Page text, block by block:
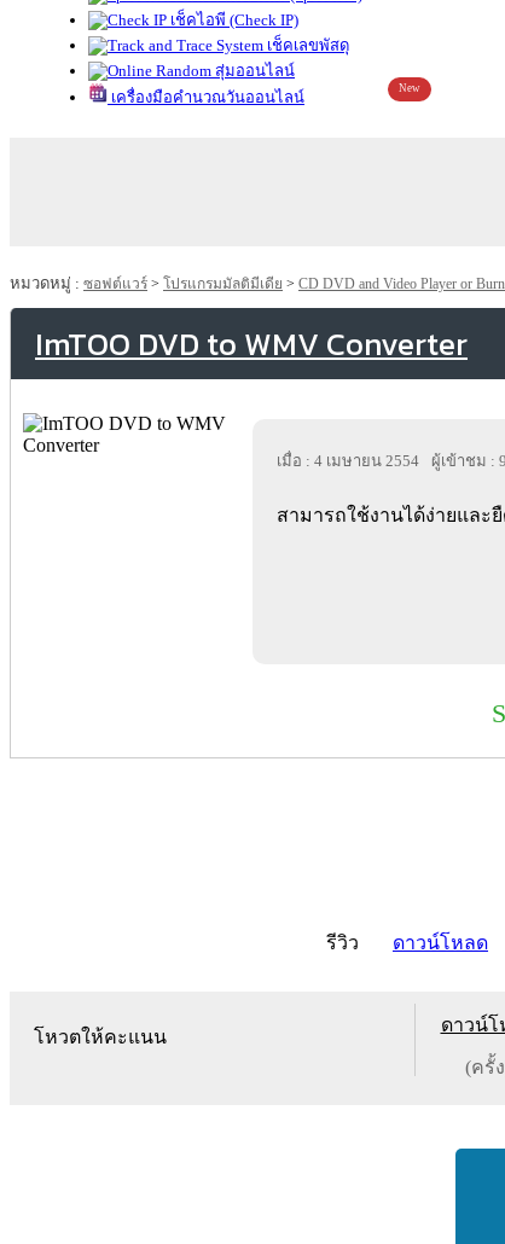
เช็คไอพี (Check IP)
เช็คเลขพัสดุ
สุ่มออนไลน์
เครื่องมือคำนวณวันออนไลน์
New
หมวดหมู่ : ซอฟต์แวร์ > โปรแกรมมัลติมีเดีย > CD DVD and Video Player or
ImTOO DVD to WMV Converter
เมื่อ : 4 เมษายน 2554 ผู้เข้าชม :
สามารถใช้งานได้ง่ายและ
รีวิว ดาวน์โหลด
โหวตให้คะแนน
ดาวน์โ
(ครั้